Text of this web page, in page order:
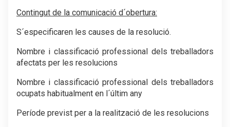
Contingut de la comunicació d´obertura:
S´especificaren les causes de la resolució.
Nombre i classificació professional dels treballadors
afectats per les resolucions
Nombre i classificació professional dels treballadors
ocupats habitualment en l´últim any
Període previst per a la realització de les resolucions